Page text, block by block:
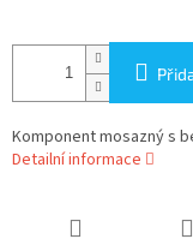
Komponent mosazný s
Detailní informace